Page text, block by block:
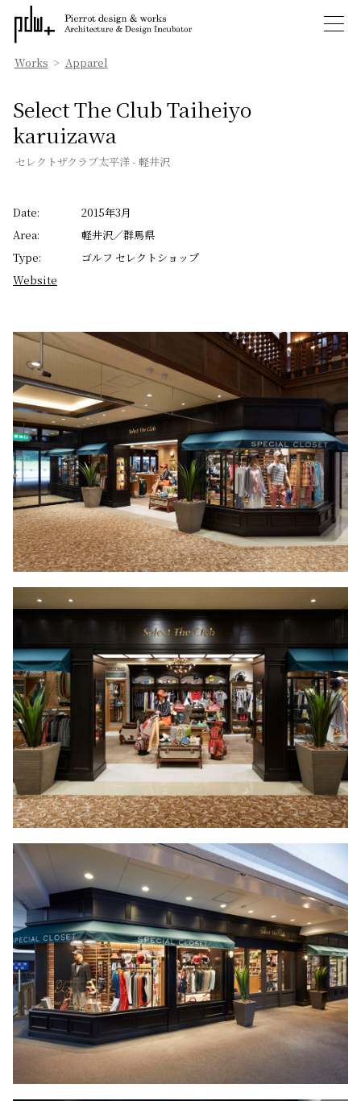
Works > Apparel
Select The Club Taiheiyo
karuizawa
セレクトザクラブ太平洋 - 軽井沢
Date:
2015年3月
Area:
軽井沢／群馬県
Type:
ゴルフ セレクトショップ
Website